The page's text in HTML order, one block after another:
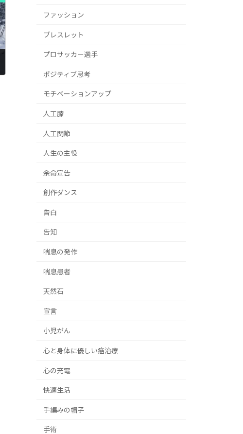
ファッション
ブレスレット
プロサッカー選手
ポジティブ思考
モチベーションアップ
人工膝
人工関節
人生の主役
余命宣告
創作ダンス
告白
告知
喘息の発作
喘息患者
天然石
宣言
小児がん
心と身体に優しい癌治療
心の充電
快適生活
手編みの帽子
手術